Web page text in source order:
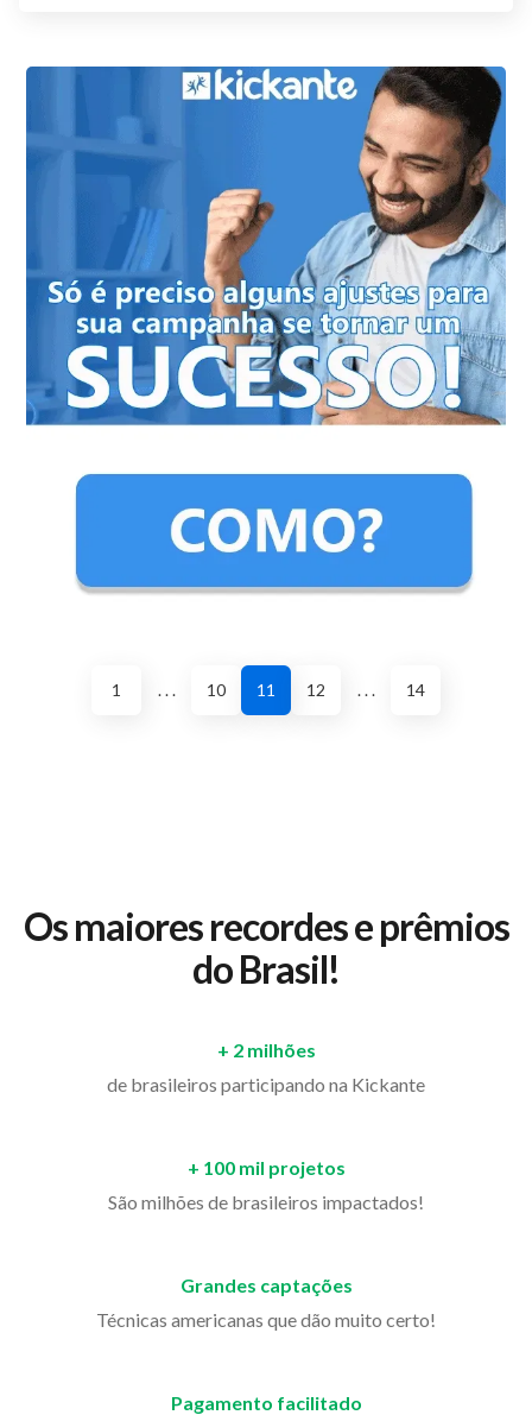
1 . . . 10 11 12 . . . 14
Os maiores recordes e prêmios
do Brasil!
+ 2 milhões
de brasileiros participando na Kickante
+ 100 mil projetos
São milhões de brasileiros impactados!
Grandes captações
Técnicas americanas que dão muito certo!
Pagamento facilitado